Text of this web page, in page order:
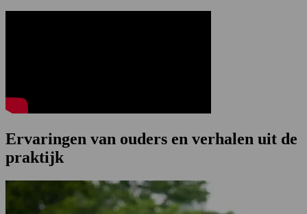
Ervaringen van ouders en verhalen uit de
praktijk